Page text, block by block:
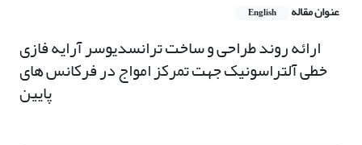
عنوان مقاله English
ارائه روند طراحی و ساخت ترانسدیوسر آرایه فازی
خطی آلتراسونیک جهت تمرکز امواج در فرکانس های
پایین